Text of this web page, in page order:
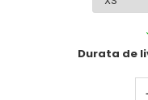
Durata de